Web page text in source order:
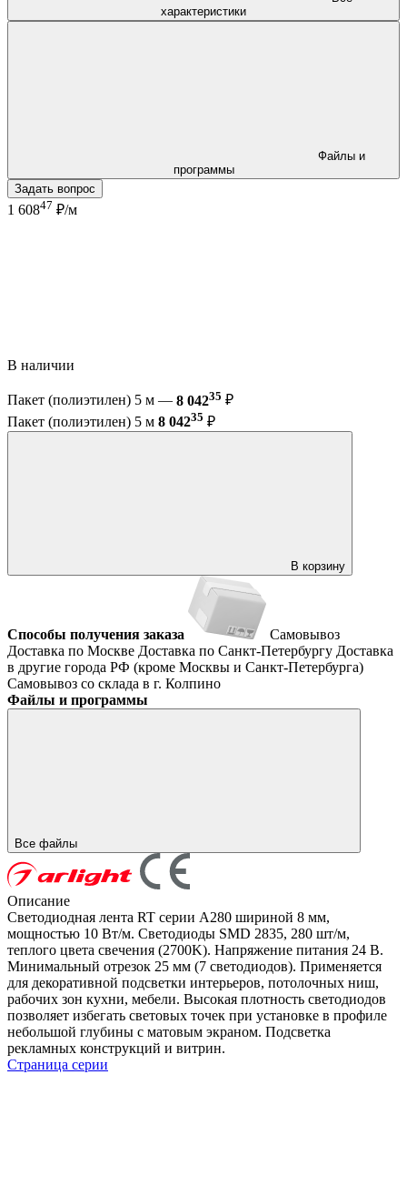
характеристики
программы
Задать вопрос
1 60847 ₽/м
В наличии
Пакет (полиэтилен) 5 м — 8 04235 ₽
Пакет (полиэтилен) 5 м 8 04235 ₽
В корзину
Способы получения заказа
Самовывоз
Доставка по Москве Доставка по Санкт-Петербургу Доставка
в другие города РФ (кроме Москвы и Санкт-Петербурга)
Самовывоз со склада в г. Колпино
Файлы и программы
Все файлы
Описание
Светодиодная лента RT серии A280 шириной 8 мм,
мощностью 10 Вт/м. Светодиоды SMD 2835, 280 шт/м,
теплого цвета свечения (2700K). Напряжение питания 24 В.
Минимальный отрезок 25 мм (7 светодиодов). Применяется
для декоративной подсветки интерьеров, потолочных ниш,
рабочих зон кухни, мебели. Высокая плотность светодиодов
позволяет избегать световых точек при установке в профиле
небольшой глубины с матовым экраном. Подсветка
рекламных конструкций и витрин.
Страница серии